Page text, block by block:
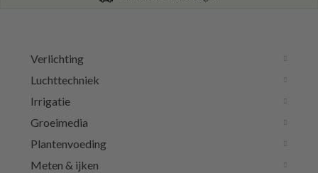
Verlichting
Luchttechniek
Irrigatie
Groeimedia
Plantenvoeding
Meten & ijken